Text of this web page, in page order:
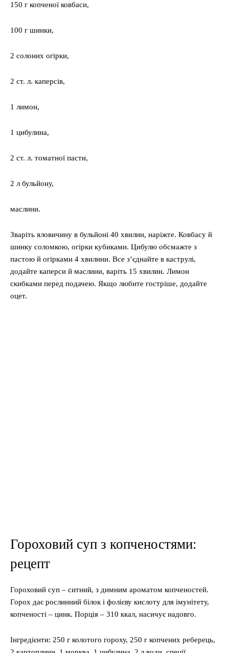
150 г копченої ковбаси,
100 г шинки,
2 солоних огірки,
2 ст. л. каперсів,
1 лимон,
1 цибулина,
2 ст. л. томатної пасти,
2 л бульйону,
маслини.
Зваріть яловичину в бульйоні 40 хвилин, наріжте. Ковбасу й
шинку соломкою, огірки кубиками. Цибулю обсмажте з
пастою й огірками 4 хвилини. Все з’єднайте в каструлі,
додайте каперси й маслини, варіть 15 хвилин. Лимон
скибками перед подачею. Якщо любите гостріше, додайте
оцет.
Гороховий суп з копченостями:
рецепт
Гороховий суп – ситний, з димним ароматом копченостей.
Горох дає рослинний білок і фолієву кислоту для імунітету,
копченості – цинк. Порція – 310 ккал, насичує надовго.
Інгредієнти: 250 г колотого гороху, 250 г копчених реберець,